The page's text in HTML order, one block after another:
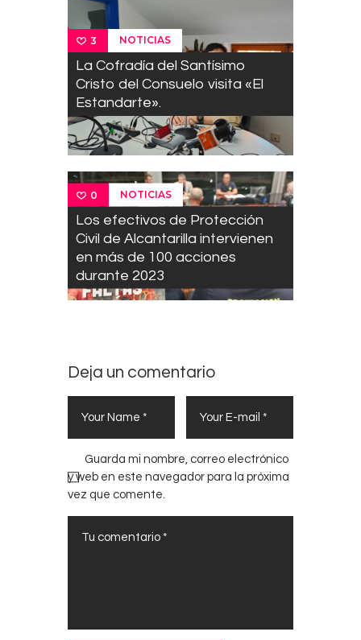
3 NOTICIAS
La Cofradía del Santísimo
Cristo del Consuelo visita «El
Estandarte».
0 NOTICIAS
Los efectivos de Protección
Civil de Alcantarilla intervienen
en más de 100 acciones
durante 2023
Deja un comentario
Guarda mi nombre, correo electrónico
y web en este navegador para la próxima
vez que comente.